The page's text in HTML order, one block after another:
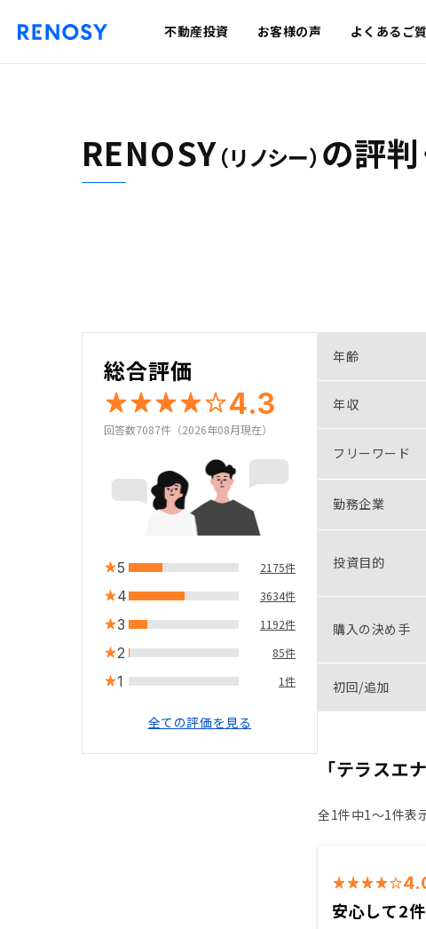
不動産投資 お客様の声 よくあるご
RENOSY（リノシー） の評判
総合評価
4.3
回答数7087件（2026年08月現在）
5 2175件
4 3634件
3 1192件
2 85件
1 1件
全ての評価を見る
年齢
年収
フリーワード
勤務企業
投資目的
購入の決め手
初回/追加
「テラスエ
全1件中1〜1件表
安心して2